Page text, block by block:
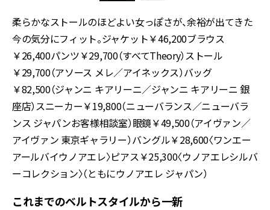
柔らかなストールのほどよい女っぽさが、余裕が出てきた
今の気分にフィット。ジャケット￥46,200ブラウス
￥26,400パンツ￥29,700（すべてTheory）ストール
￥29,700（アソース メレ／アイネックス）バッグ
￥82,500（ジャンニ キアリーニ／ジャンニ キアリーニ 銀
座店）スニーカー￥19,800（ニューバランス／ニューバラ
ンス ジャパンお客様相談室）眼鏡￥49,500（アイヴァン／
アイヴァン 東京ギャラリー）バングル￥28,600〈ワンエー
アールバイウノアエレ〉ピアス￥25,300〈ウノアエレシルバ
ーコレクション〉（ともにウノアエレ ジャパン）
これまでのベルトスタイルから一新